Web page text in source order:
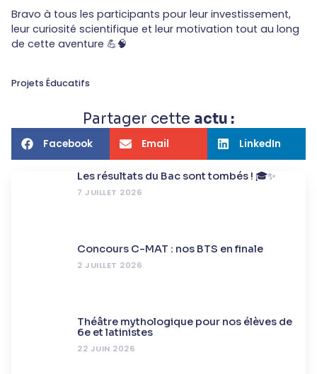
Bravo à tous les participants pour leur investissement,
leur curiosité scientifique et leur motivation tout au long
de cette aventure 💪🧠
Projets Éducatifs
Partager cette actu :
Facebook Email LinkedIn
Les résultats du Bac sont tombés ! 🎓✨
7 JUILLET 2026
Concours C-MAT : nos BTS en finale
2 JUILLET 2026
Théâtre mythologique pour nos élèves de
6e et latinistes
22 JUIN 2026